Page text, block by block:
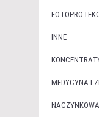
INNE
MEDYCYNA I